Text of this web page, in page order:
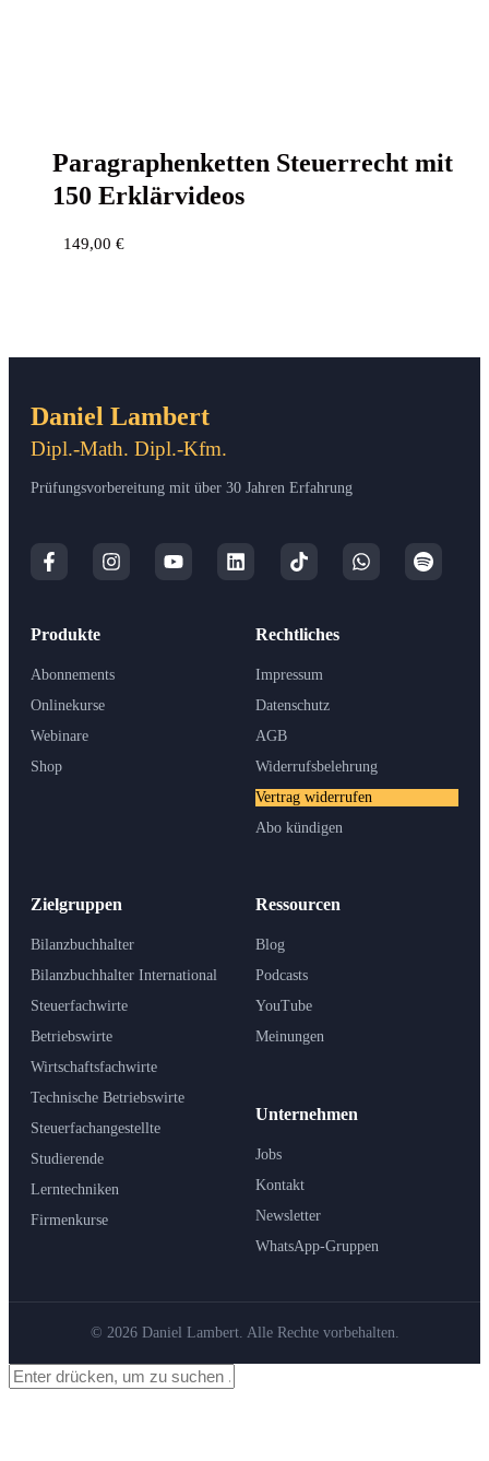
Para­gra­phen­ket­ten Steu­er­recht mit
150 Erklärvideos
149,00 €
Daniel Lambert
Dipl.-Math. Dipl.-Kfm.
Prüfungsvorbereitung mit über 30 Jahren Erfahrung
Produkte
Abonnements
Onlinekurse
Webinare
Shop
Zielgruppen
Bilanzbuchhalter
Bilanzbuchhalter International
Steuerfachwirte
Betriebswirte
Wirtschaftsfachwirte
Technische Betriebswirte
Steuerfachangestellte
Studierende
Lerntechniken
Firmenkurse
Ressourcen
Blog
Podcasts
YouTube
Meinungen
Unternehmen
Jobs
Kontakt
Newsletter
WhatsApp-Gruppen
Rechtliches
Impressum
Datenschutz
AGB
Widerrufsbelehrung
Vertrag widerrufen
Abo kündigen
© 2026 Daniel Lambert. Alle Rechte vorbehalten.